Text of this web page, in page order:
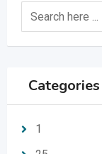
Categories
1